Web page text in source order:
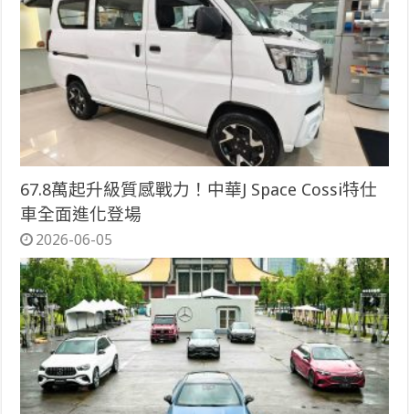
67.8萬起升級質感戰力！中華J Space Cossi特仕
車全面進化登場
2026-06-05